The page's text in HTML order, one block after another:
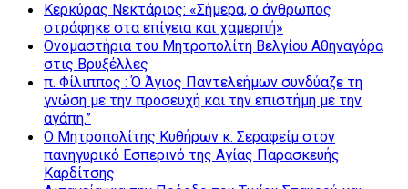
Κερκύρας Νεκτάριος: «Σήμερα, ο άνθρωπος
στράφηκε στα επίγεια και χαμερπή»
Ονομαστήρια του Μητροπολίτη Βελγίου Αθηναγόρα
στις Βρυξέλλες
π. Φίλιππος : Ό Άγιος Παντελεήμων συνδύαζε τη
γνώση με την προσευχή και την επιστήμη με την
αγάπη.”
Ο Μητροπολίτης Κυθήρων κ. Σεραφείμ στον
πανηγυρικό Εσπερινό της Αγίας Παρασκευής
Καρδίτσης